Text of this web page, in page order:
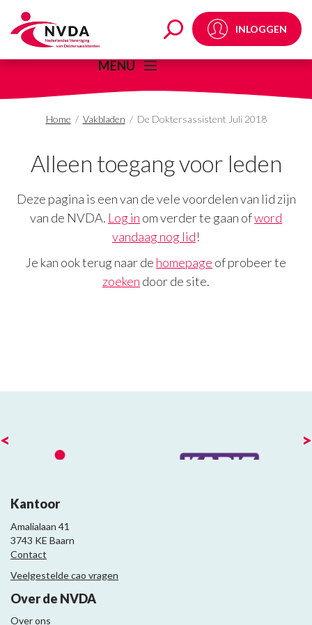
De Doktersassistent
INLOGGEN
MENU
Home / Vakbladen / De Doktersassistent Juli 2018
Alleen toegang voor leden
Deze pagina is een van de vele voordelen van lid zijn
van de NVDA. Log in om verder te gaan ofword
vandaag nog lid!
Je kan ook terug naar de homepage of probeer te
zoeken door de site.
< >
Kantoor
Amalialaan 41
3743 KE Baarn
Contact
Veelgestelde cao vragen
Over de NVDA
Over ons